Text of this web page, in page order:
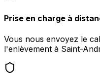
Prise en charge à
Vous nous envoyez le
l'enlèvement à Saint-